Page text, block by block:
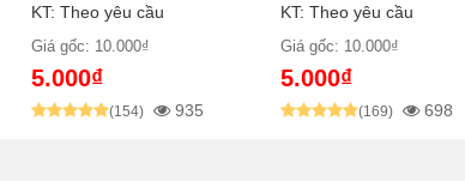
KT: Theo yêu cầu
Giá gốc: 10.000₫
5.000₫
(154) 935
KT: Theo yêu cầu
Giá gốc: 10.000₫
5.000₫
(169) 698